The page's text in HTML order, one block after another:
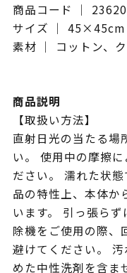
商品コード ｜
サイズ ｜ 45×45cm
素材 ｜ コットン、
商品説明
【取扱い方法】
直射日光の当たる場
い。 使用中の摩擦
ださい。 濡れた状
品の特性上、本体か
います。 引っ張ら
除機をご使用の際、
避けてください。
めた中性洗剤を含ま